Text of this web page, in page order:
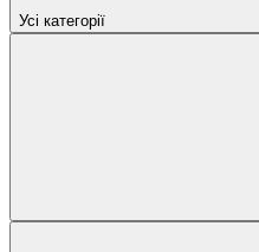
Усі категорії